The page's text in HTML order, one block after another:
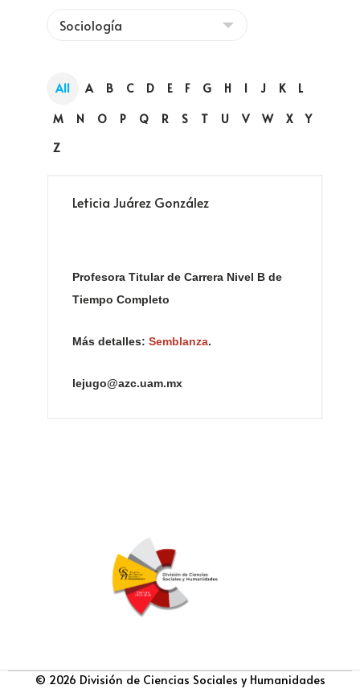
All A B C D E F G H I J K
L
M
N O P Q R S T U V W X
Y
Z
Leticia Juárez González
Profesora Titular de Carrera Nivel B de
Tiempo Completo
Más detalles: Semblanza.
lejugo@azc.uam.mx
© 2026 División de Ciencias Sociales y Humanidades